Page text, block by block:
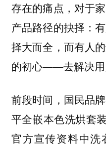
存在的痛点，对于
产品路径的抉择：
择大而全，而有人
的初心——去解决用
前段时间，国民品
平全嵌本色洗烘套
官方宣传资料中洗